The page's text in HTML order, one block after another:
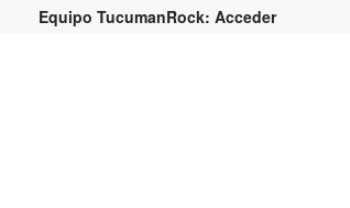
Equipo TucumanRock: Acceder